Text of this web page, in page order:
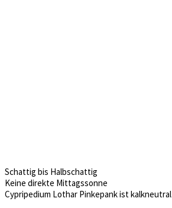
Schattig bis Halbschattig
Keine direkte Mittagssonne
Cypripedium Lothar Pinkepank ist kalkneutral